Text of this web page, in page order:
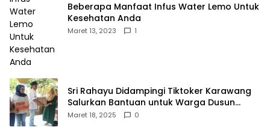
Beberapa Manfaat Infus Water Lemo Untuk
Kesehatan Anda
Maret 13, 2023 1
Sri Rahayu Didampingi Tiktoker Karawang
Salurkan Bantuan untuk Warga Dusun
Kampek Desa Karangligar
Maret 18, 2025 0